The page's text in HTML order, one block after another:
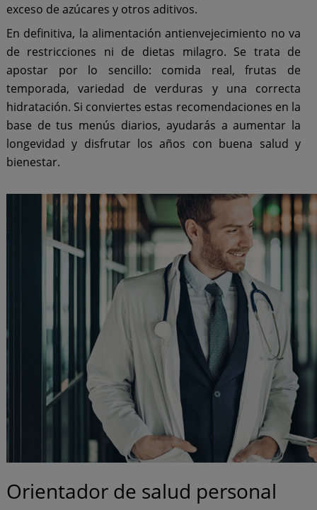
exceso de azúcares y otros aditivos.
En definitiva, la alimentación antienvejecimiento no va
de restricciones ni de dietas milagro. Se trata de
apostar por lo sencillo: comida real, frutas de
temporada, variedad de verduras y una correcta
hidratación. Si conviertes estas recomendaciones en la
base de tus menús diarios, ayudarás a aumentar la
longevidad y disfrutar los años con buena salud y
bienestar.
Orientador de salud personal